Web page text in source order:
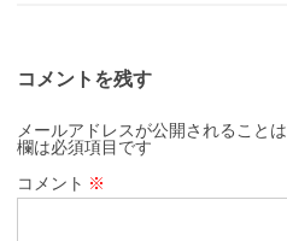
コメントを残す
メールアドレスが公開されることは
欄は必須項目です
コメント ※